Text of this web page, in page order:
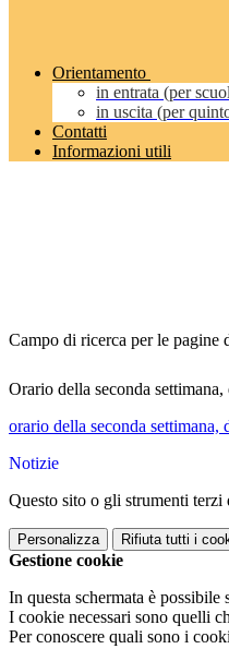
Orientamento
in entrata (per
in uscita (per
Contatti
Informazioni utili
Campo di ricerca per le pagine
Orario della seconda
orario della seconda settimana,
Notizie
Questo sito o gli strumenti
Personalizza Rifiuta tutti i
Gestione cookie
In questa schermata è
I cookie necessari sono quelli
Per conoscere quali sono i